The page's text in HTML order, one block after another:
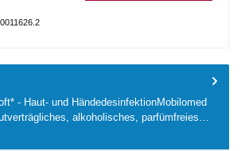
- Haut- und HändedesinfektionMobilomed
alkoholisches, parfümfreies…